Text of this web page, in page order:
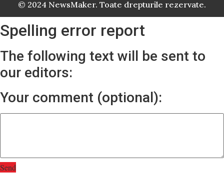
© 2024 NewsMaker. Toate drepturile rezervate.
Spelling error report
The following text will be sent to
our editors:
Your comment (optional):
Send